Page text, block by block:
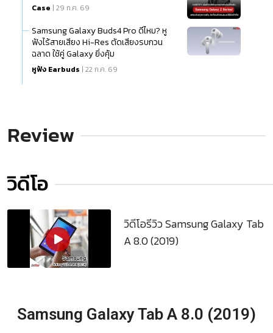
Case | 29 ก.ค. 69
Samsung Galaxy Buds4 Pro ดีไหม? หู
ฟังไร้สายเสียง Hi-Res ตัดเสียงรบกวน
ฉลาด ใช้คู่ Galaxy ยิ่งคุ้ม
หูฟัง Earbuds | 22 ก.ค. 69
Review
วิดีโอ
วิดีโอรีวิว Samsung Galaxy Tab
A 8.0 (2019)
Samsung Galaxy Tab A 8.0 (2019)